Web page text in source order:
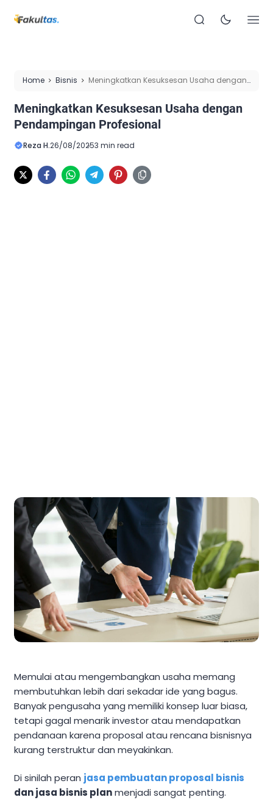
Home Bisnis
Meningkatkan Kesuksesan Usaha dengan
Meningkatkan Kesuksesan Usaha dengan
Pendampingan Profesional
Reza H.26/08/20253 min read
Memulai atau mengembangkan usaha memang
membutuhkan lebih dari sekadar ide yang bagus.
Banyak pengusaha yang memiliki konsep luar biasa,
tetapi gagal menarik investor atau mendapatkan
pendanaan karena proposal atau rencana bisnisnya
kurang terstruktur dan meyakinkan.
Di sinilah peran jasa pembuatan proposal bisnis
dan jasa bisnis planmenjadi sangat penting.